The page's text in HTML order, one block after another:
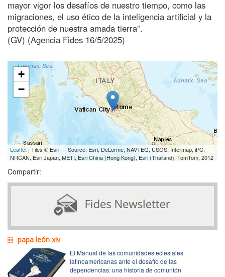
mayor vigor los desafíos de nuestro tiempo, como las
migraciones, el uso ético de la inteligencia artificial y la
protección de nuestra amada tierra”.
(GV) (Agencia Fides 16/5/2025)
+
−
Leaflet | Tiles © Esri — Source: Esri, DeLorme, NAVTEQ, USGS, Intermap, iPC,
NRCAN, Esri Japan, METI, Esri China (Hong Kong), Esri (Thailand), TomTom, 2012
Compartir:
papa león xiv
El Manual de las comunidades eclesiales
latinoamericanas ante el desafío de las
dependencias: una historia de comunión